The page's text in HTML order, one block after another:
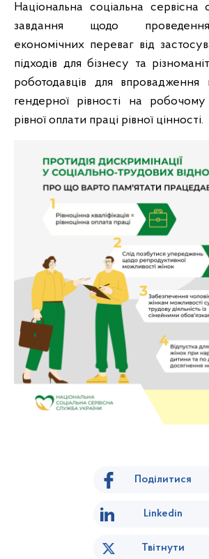
Національна соціальна сервісна
завдання щодо
економічних переваг від
підходів для бізнесу та
роботодавців для
гендерної рівності на робочому
рівної оплати праці рівної цінності.
Поділитися
Linkedin
Твітнути